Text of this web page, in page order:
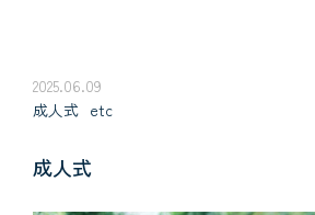
2025.06.09
成人式 etc
成人式